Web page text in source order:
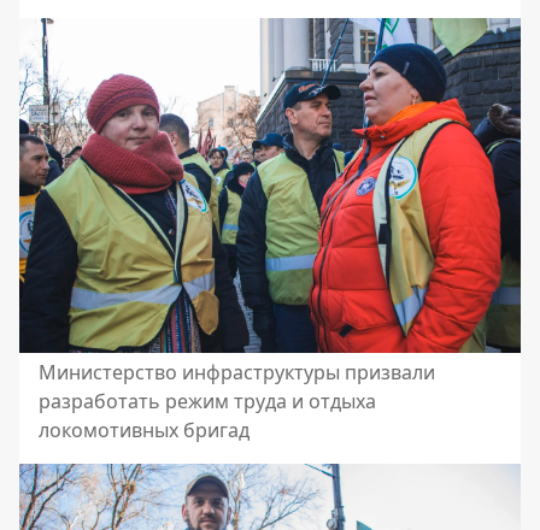
Министерство инфраструктуры призвали
разработать режим труда и отдыха
локомотивных бригад